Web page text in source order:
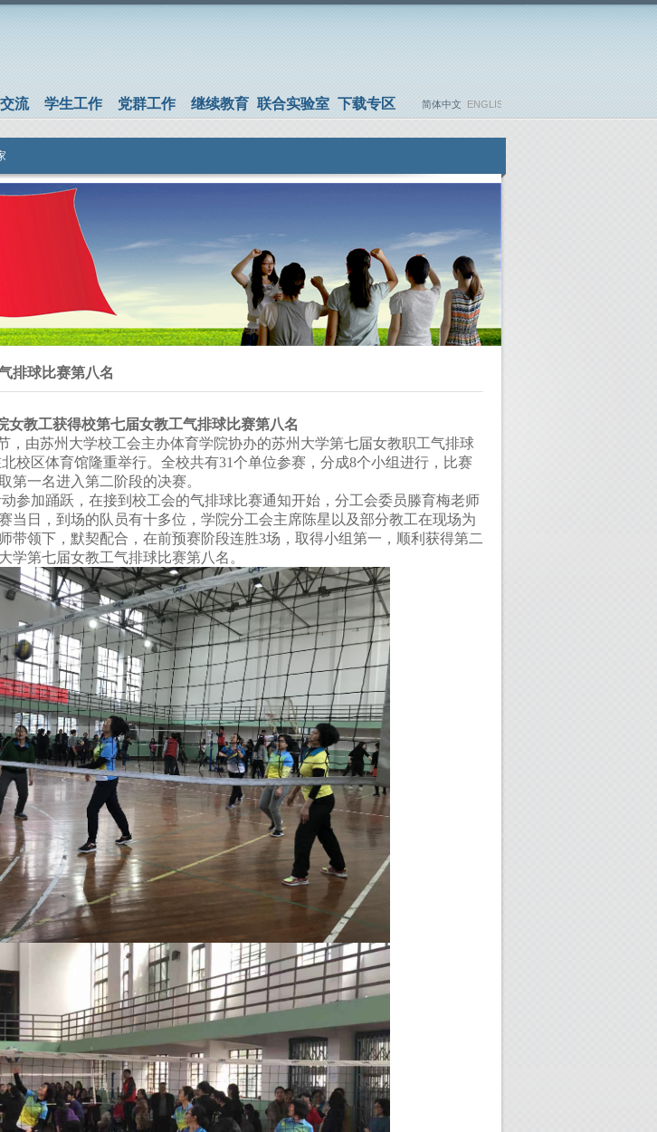
流 学生工作 党群工作 继续教育 联合实验室 下载专区 简体中文 ENGLISH
排球比赛第八名
女教工获得校第七届女教工气排球比赛第八名
，由苏州大学校工会主办体育学院协办的苏州大学第七届女教职工气排球
校区体育馆隆重举行。全校共有31个单位参赛，分成8个小组进行，比赛
第一名进入第二阶段的决赛。
参加踊跃，在接到校工会的气排球比赛通知开始，分工会委员滕育梅老师
当日，到场的队员有十多位，学院分工会主席陈星以及部分教工在现场为
带领下，默契配合，在前预赛阶段连胜3场，取得小组第一，顺利获得第二
学第七届女教工气排球比赛第八名。